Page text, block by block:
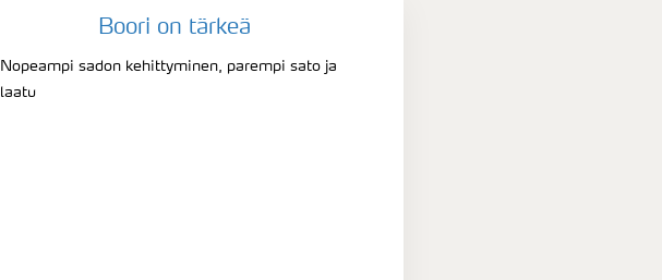
Boori on tärkeä
Nopeampi sadon kehittyminen, parempi sato ja
laatu